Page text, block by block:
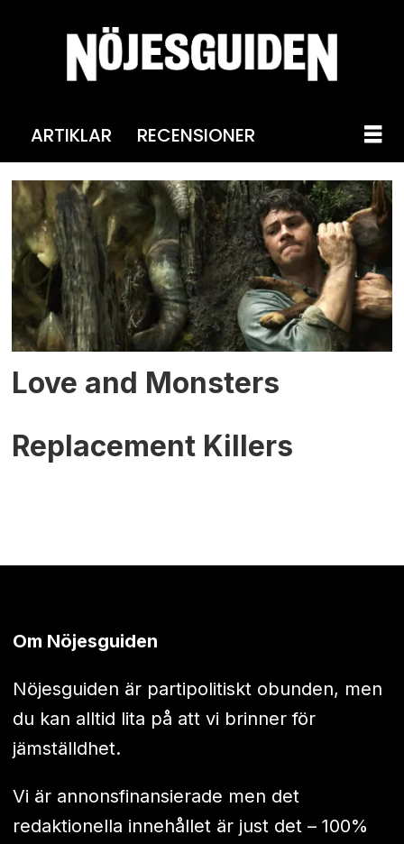
ARTIKLAR RECENSIONER
Tag:
michael
rooker
Love and Monsters
Replacement Killers
Om Nöjesguiden
Nöjesguiden är partipolitiskt obunden, men
du kan alltid lita på att vi brinner för
jämställdhet.
Vi är annonsfinansierade men det
redaktionella innehållet är just det – 100%